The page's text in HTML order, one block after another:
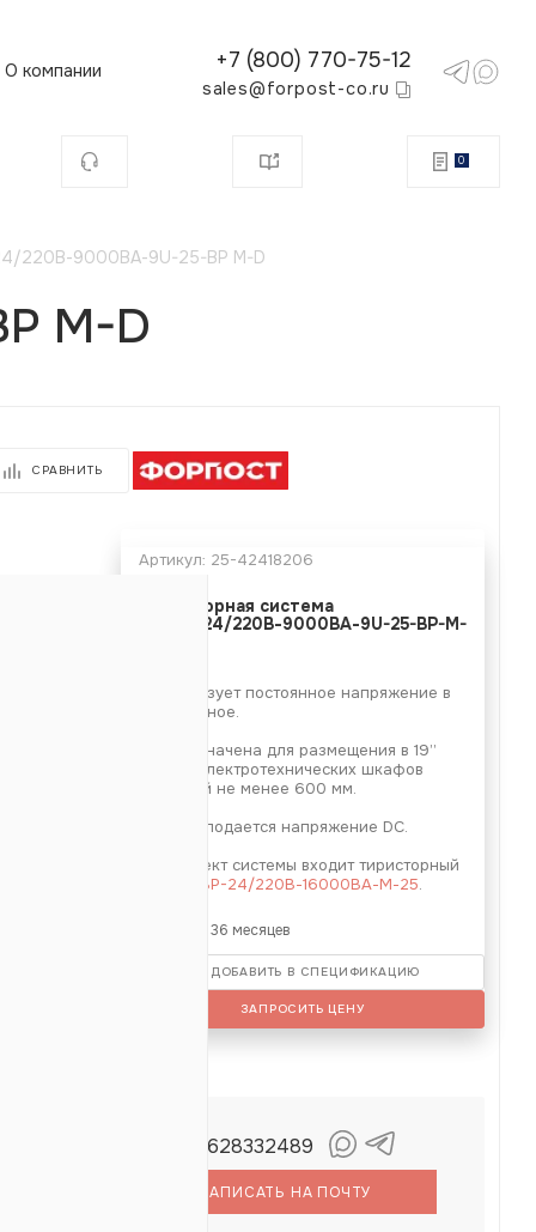
О компании +7 (800) 770-75-12
sales@forpost-co.ru
0
220В-9000ВА-9U-25-BP M-D
M-D
СРАВНИТЬ
Артикул: 25-42418206
Инверторная система
DC/AC-24/220В-9000ВА-9U-25-BP-M-
Преобразует постоянное напряжение в
переменное.
Предназначена для размещения в 19’’
стойки электротехнических шкафов
глубиной не менее 600 мм.
На вход подается напряжение DC.
В комплект системы входит тиристорный
BP-24/220В-16000ВА-М-25.
Гарантия: 36 месяцев
ДОБАВИТЬ В СПЕЦИФИКАЦИЮ
ЗАПРОСИТЬ ЦЕНУ
+79628332489
НАПИСАТЬ НА ПОЧТУ